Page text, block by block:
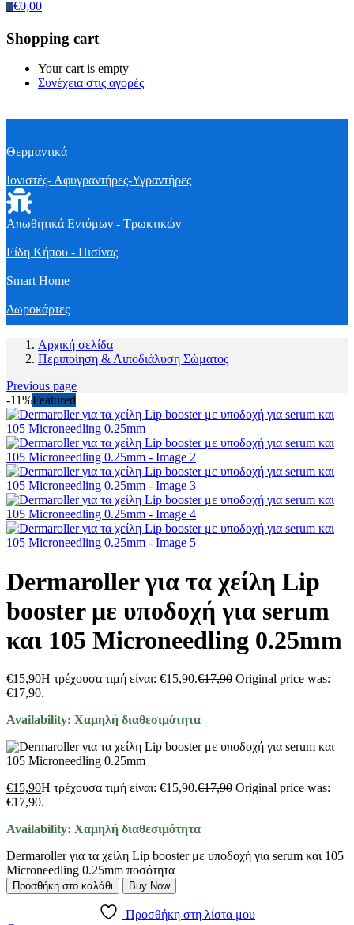
€0,00
Shopping cart
Your cart is empty
Συνέχεια στις αγορές
Θερμαντικά
Ιονιστές- Αφυγραντήρες-Υγραντήρες
Απωθητικά Εντόμων - Τρωκτικών
Είδη Κήπου - Πισίνας
Smart Home
Δωροκάρτες
Αρχική σελίδα
Περιποίηση & Λιποδιάλυση Σώματος
Previous page
-11%Featured
Dermaroller για τα χείλη Lip
booster με υποδοχή για serum
και 105 Microneedling 0.25mm
€15,90Η τρέχουσα τιμή είναι: €15,90.€17,90 Original price was:
€17,90.
Availability: Χαμηλή διαθεσιμότητα
€15,90Η τρέχουσα τιμή είναι: €15,90.€17,90 Original price was:
€17,90.
Availability: Χαμηλή διαθεσιμότητα
Dermaroller για τα χείλη Lip booster με υποδοχή για serum και 105
Microneedling 0.25mm ποσότητα
Προσθήκη στο καλάθι Buy Now
Προσθήκη στη λίστα μου